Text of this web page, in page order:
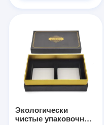
Экологически
чистые упаковочные